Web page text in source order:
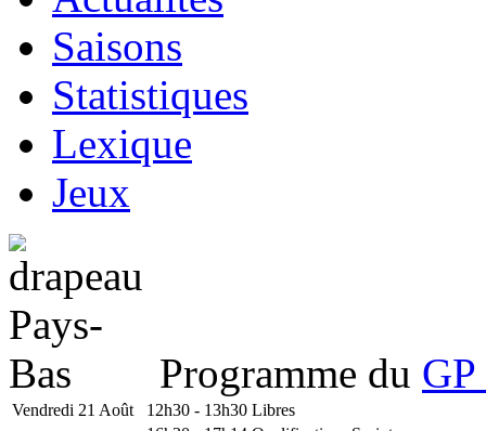
Saisons
Statistiques
Lexique
Jeux
Programme du
Vendredi 21 Août 12h30 - 13h30 Libres